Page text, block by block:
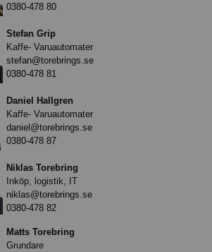
0380-478 80
Stefan Grip
Kaffe- Varuautomater
stefan@torebrings.se
0380-478 81
Daniel Hallgren
Kaffe- Varuautomater
daniel@torebrings.se
0380-478 87
Niklas Torebring
Inköp, logistik, IT
niklas@torebrings.se
0380-478 82
Matts Torebring
Grundare